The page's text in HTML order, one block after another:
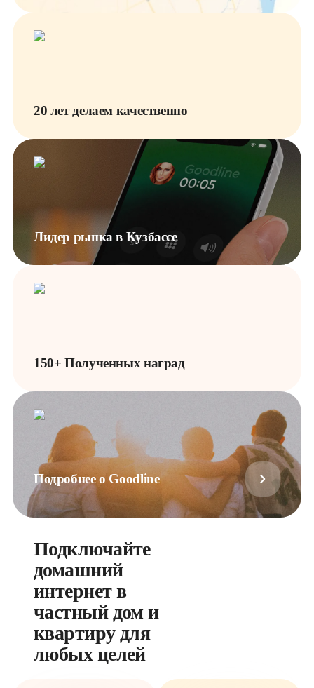
20 лет делаем качественно
Лидер рынка в Кузбассе
150+ Полученных наград
Подробнее о Goodline
Подключайте
домашний
интернет в
частный дом и
квартиру для
любых целей